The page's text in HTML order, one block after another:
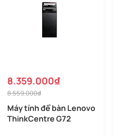
8.359.000₫
8.559.000₫
Máy tính để bàn Lenovo
ThinkCentre G72